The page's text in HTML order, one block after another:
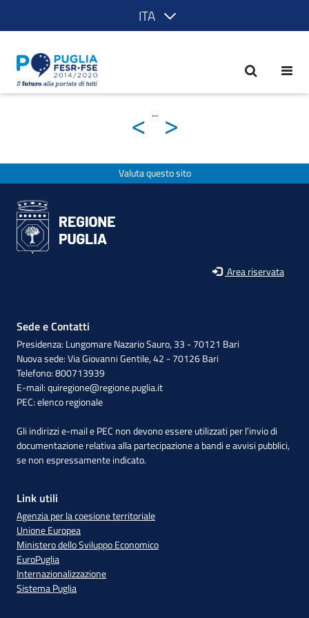
ITA
prova lingua - POR Puglia 2014-2020
< ... >
Valuta questo sito
Area riservata
Sede e Contatti
Presidenza: Lungomare Nazario Sauro, 33 - 70121 Bari
Nuova sede: Via Giovanni Gentile, 42 - 70126 Bari
Telefono: 800713939
E-mail:quiregione@regione.puglia.it
PEC:elenco regionale
Gli indirizzi e-mail e PEC non devono essere utilizzati per l'invio di
documentazione relativa alla partecipazione a bandi e avvisi pubblici,
se non espressamente indicato.
Link utili
Agenzia per la coesione territoriale
Unione Europea
Ministero dello Sviluppo Economico
EuroPuglia
Internazionalizzazione
Sistema Puglia